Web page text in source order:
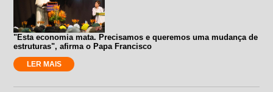
"Esta economia mata. Precisamos e queremos uma mudança de
estruturas", afirma o Papa Francisco
LER MAIS